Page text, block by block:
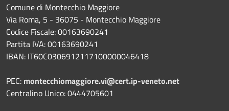
Comune di Montecchio Maggiore
Via Roma, 5 - 36075 - Montecchio Maggiore
Codice Fiscale: 00163690241
Partita IVA: 00163690241
IBAN: IT60C0306912117100000046418
PEC: montecchiomaggiore.vi@cert.ip-veneto.net
Centralino Unico: 0444705601